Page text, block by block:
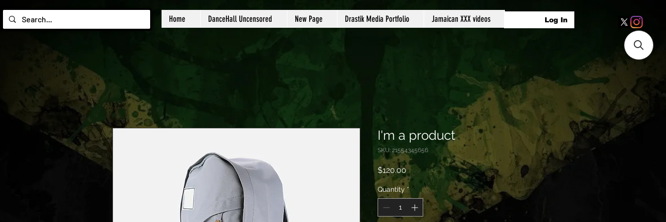
Home DanceHall Uncensored New Page Drastik Media Portfolio Jamaican XXX videos Log In
I'm a product
SKU: 21554345656
$120.00Price
Quantity *